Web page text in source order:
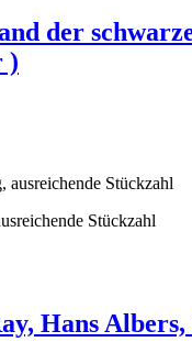
der
)
Stückzahl
Hans